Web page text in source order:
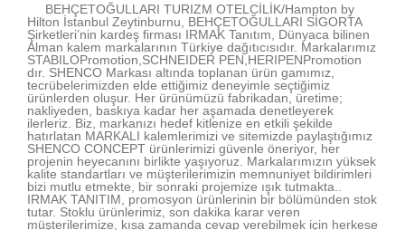
BEHÇETOĞULLARI TURIZM OTELCİLİK/Hampton by
Hilton İstanbul Zeytinburnu, BEHÇETOĞULLARI SİGORTA
Şirketleri’nin kardeş firması IRMAK Tanıtım, Dünyaca bilinen
Alman kalem markalarının Türkiye dağıtıcısıdır. Markalarımız
STABILOPromotion,SCHNEIDER PEN,HERIPENPromotion
dır. SHENCO Markası altında toplanan ürün gamımız,
tecrübelerimizden elde ettiğimiz deneyimle seçtiğimiz
ürünlerden oluşur. Her ürünümüzü fabrikadan, üretime;
nakliyeden, baskıya kadar her aşamada denetleyerek
ilerleriz. Biz, markanızı hedef kitlenize en etkili şekilde
hatırlatan MARKALI kalemlerimizi ve sitemizde paylaştığımız
SHENCO CONCEPT ürünlerimizi güvenle öneriyor, her
projenin heyecanını birlikte yaşıyoruz. Markalarımızın yüksek
kalite standartları ve müşterilerimizin memnuniyet bildirimleri
bizi mutlu etmekte, bir sonraki projemize ışık tutmakta..
IRMAK TANITIM, promosyon ürünlerinin bir bölümünden stok
tutar. Stoklu ürünlerimiz, son dakika karar veren
müşterilerimize, kısa zamanda cevap verebilmek için herkese